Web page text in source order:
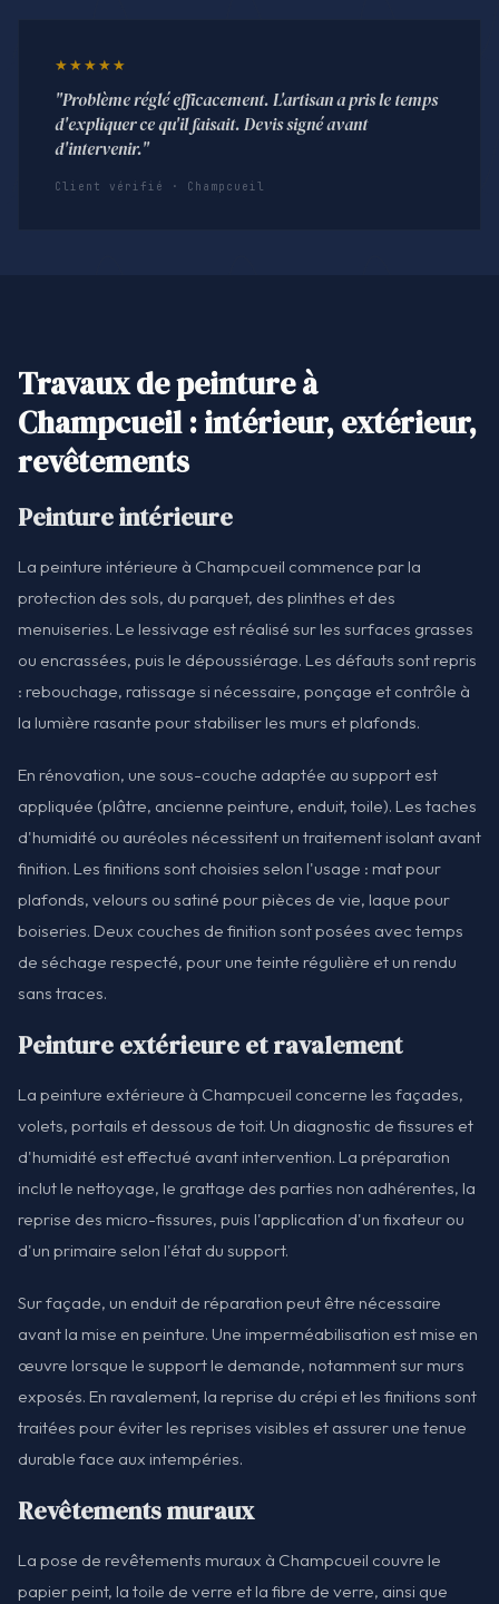
★★★★★
"Problème réglé efficacement. L'artisan a pris le temps
d'expliquer ce qu'il faisait. Devis signé avant
d'intervenir."
Client vérifié · Champcueil
Travaux de peinture à
Champcueil : intérieur, extérieur,
revêtements
Peinture intérieure
La peinture intérieure à Champcueil commence par la
protection des sols, du parquet, des plinthes et des
menuiseries. Le lessivage est réalisé sur les surfaces grasses
ou encrassées, puis le dépoussiérage. Les défauts sont repris
: rebouchage, ratissage si nécessaire, ponçage et contrôle à
la lumière rasante pour stabiliser les murs et plafonds.
En rénovation, une sous-couche adaptée au support est
appliquée (plâtre, ancienne peinture, enduit, toile). Les taches
d'humidité ou auréoles nécessitent un traitement isolant avant
finition. Les finitions sont choisies selon l'usage : mat pour
plafonds, velours ou satiné pour pièces de vie, laque pour
boiseries. Deux couches de finition sont posées avec temps
de séchage respecté, pour une teinte régulière et un rendu
sans traces.
Peinture extérieure et ravalement
La peinture extérieure à Champcueil concerne les façades,
volets, portails et dessous de toit. Un diagnostic de fissures et
d'humidité est effectué avant intervention. La préparation
inclut le nettoyage, le grattage des parties non adhérentes, la
reprise des micro-fissures, puis l'application d'un fixateur ou
d'un primaire selon l'état du support.
Sur façade, un enduit de réparation peut être nécessaire
avant la mise en peinture. Une imperméabilisation est mise en
œuvre lorsque le support le demande, notamment sur murs
exposés. En ravalement, la reprise du crépi et les finitions sont
traitées pour éviter les reprises visibles et assurer une tenue
durable face aux intempéries.
Revêtements muraux
La pose de revêtements muraux à Champcueil couvre le
papier peint, la toile de verre et la fibre de verre, ainsi que